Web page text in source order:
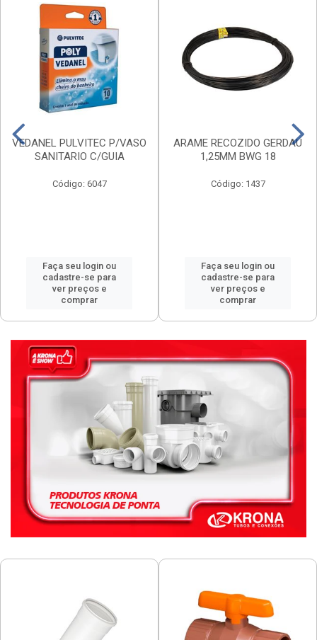
VEDANEL PULVITEC P/VASO
SANITARIO C/GUIA
Código: 6047
Faça seu login ou
cadastre-se para
ver preços e
comprar
ARAME RECOZIDO GERDAU
1,25MM BWG 18
Código: 1437
Faça seu login ou
cadastre-se para
ver preços e
comprar